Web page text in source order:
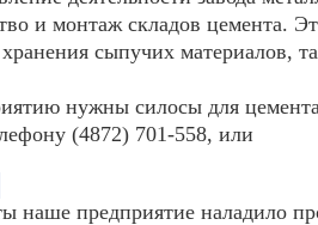
и монтаж складов цемента.
сыпучих материалов,
нужны силосы для
(4872) 701-558, или
наше предприятие наладило